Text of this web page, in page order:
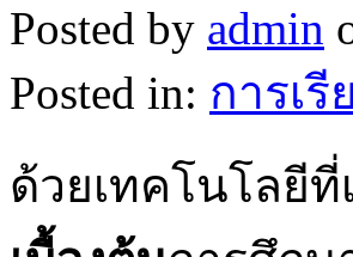
Posted by admin
Posted in: การเ
ด้วยเทคโนโลยี